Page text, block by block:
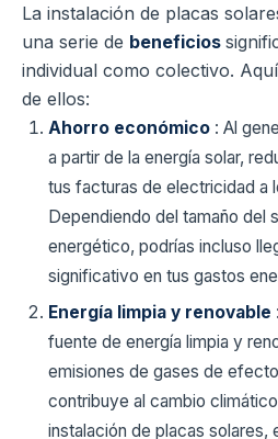
La instalación de placas
una serie de beneficios
individual como colectivo.
de ellos:
Ahorro económico : Al
a partir de la energía solar,
tus facturas de electricidad a
Dependiendo del tamaño del
energético, podrías incluso
significativo en tus gastos
Energía limpia y renovable
fuente de energía limpia y
emisiones de gases de
contribuye al cambio
instalación de placas solares,